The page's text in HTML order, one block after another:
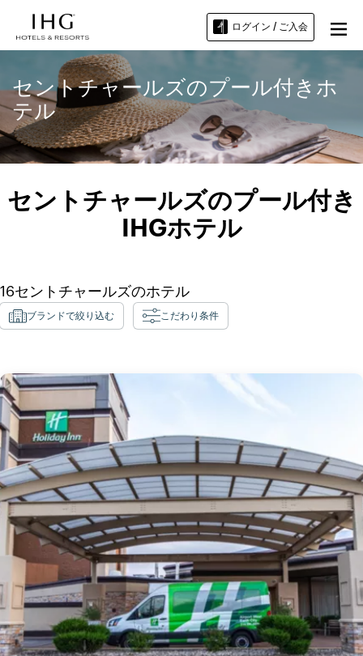
ログイン / ご入会
セントチャールズのプール付きホ
テル
セントチャールズのプール付き
IHGホテル
16セントチャールズのホテル
ブランドで絞り込む こだわり条件